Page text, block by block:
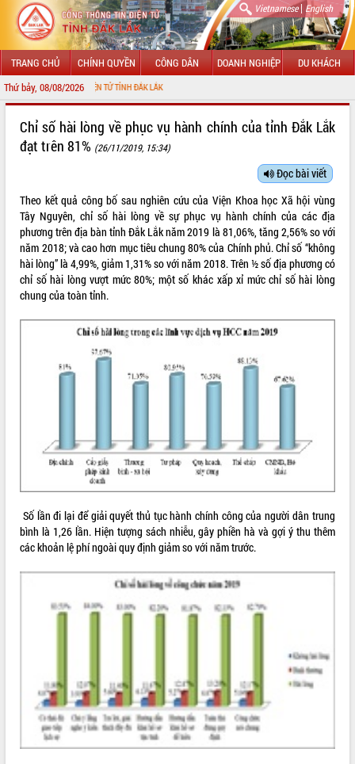
Vietnamese| English
TRANG CHỦ CHÍNH QUYỀN CÔNG DÂN DOANH NGHIỆP DU KHÁCH
Thứ bảy, 08/08/2026
THÔNG TIN ĐIỆN TỬ TỈNH ĐẮK LẮK
LÃNH ĐẠO UBND TỈNH
SỞ, BAN, NGÀNH
UBND CÁC XÃ, PHƯỜNG
THÔNG TIN CHỈ ĐẠO ĐIỀU HÀNH
ĐIỂM TIN VĂN BẢN
Chỉ số hài lòng về phục vụ hành chính của tỉnh Đắk Lắk
đạt trên 81% (26/11/2019, 15:34)
Đọc bài viết
Theo kết quả công bố sau nghiên cứu của Viện Khoa học Xã hội vùng
Tây Nguyên, chỉ số hài lòng về sự phục vụ hành chính của các địa
phương trên địa bàn tỉnh Đắk Lắk năm 2019 là 81,06%, tăng 2,56% so với
năm 2018; và cao hơn mục tiêu chung 80% của Chính phủ. Chỉ số “không
hài lòng” là 4,99%, giảm 1,31% so với năm 2018. Trên ½ số địa phương có
chỉ số hài lòng vượt mức 80%; một số khác xấp xỉ mức chỉ số hài lòng
chung của toàn tỉnh.
Số lần đi lại để giải quyết thủ tục hành chính công của người dân trung
bình là 1,26 lần. Hiện tượng sách nhiễu, gây phiền hà và gợi ý thu thêm
các khoản lệ phí ngoài quy định giảm so với năm trước.